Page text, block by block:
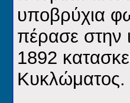
υποβρύχια
πέρασε στην
1892
Κυκλώματος.